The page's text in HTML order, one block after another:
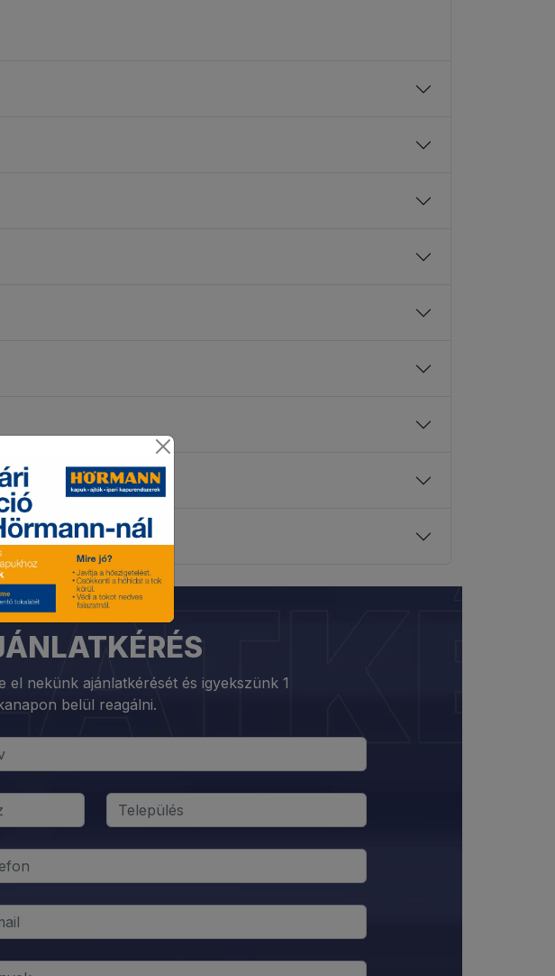
el nekünk ajánlatkérését és igyekszünk 1
belül reagálni.